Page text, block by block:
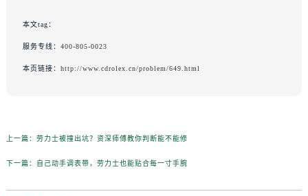
本文tag：
服务专线： 400-805-0023
本页链接： http://www.cdrolex.cn/problem/649.html
上一篇： 劳力士被撞出坑？资深师傅教你判断能不能修
下一篇： 自己动手调表带，劳力士也能贴合每一寸手腕